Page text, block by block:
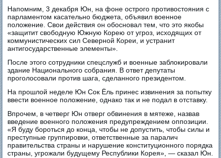
Напомним, 3 декабря Юн, на фоне острого противостояния с
парламентом касательно бюджета, объявил военное
положение. Свои действия он обосновал тем, что это якобы
«защитит свободную Южную Корею от угроз, исходящих от
коммунистических сил Северной Кореи, и устранит
антигосударственные элементы».
После этого сотрудники спецслужб и военные заблокировали
здание Национального собрания. В ответ депутаты
проголосовали против шага, сделанного президентом.
На прошлой неделе Юн Сок Ёль принес извинения за попытку
ввести военное положение, однако так и не подал в отставку.
Впрочем, в четверг Юн отверг обвинения в мятеже, назвав
введение военного положения предупреждением оппозиции.
«Я буду бороться до конца, чтобы не допустить, чтобы силы и
преступные группировки, ответственные за паралич
правительства страны и нарушение конституционного порядка
страны, угрожали будущему Республики Корея», — сказал Юн.